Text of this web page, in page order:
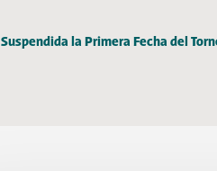
Suspendida la Primera Fecha del